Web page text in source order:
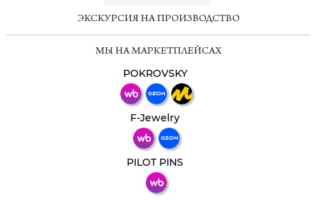
ЭКСКУРСИЯ НА ПРОИЗВОДСТВО
МЫ НА МАРКЕТПЛЕЙСАХ
POKROVSKY
F-Jewelry
PILOT PINS